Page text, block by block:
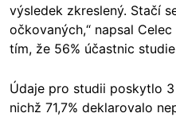
výsledek zkreslený. Stačí
očkovaných,“ napsal
tím, že 56% účastnic
Údaje pro studii poskytlo
nichž 71,7% deklarovalo